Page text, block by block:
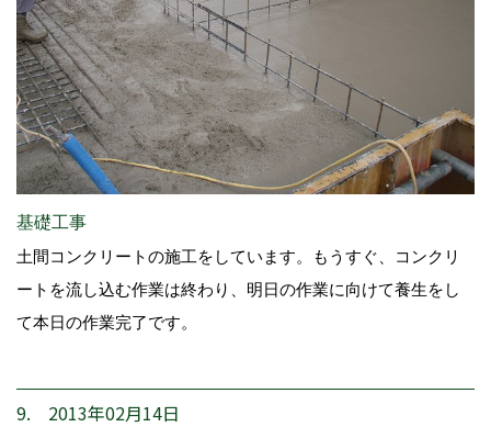
基礎工事
土間コンクリートの施工をしています。もうすぐ、コンクリ
ートを流し込む作業は終わり、明日の作業に向けて養生をし
て本日の作業完了です。
9. 2013年02月14日